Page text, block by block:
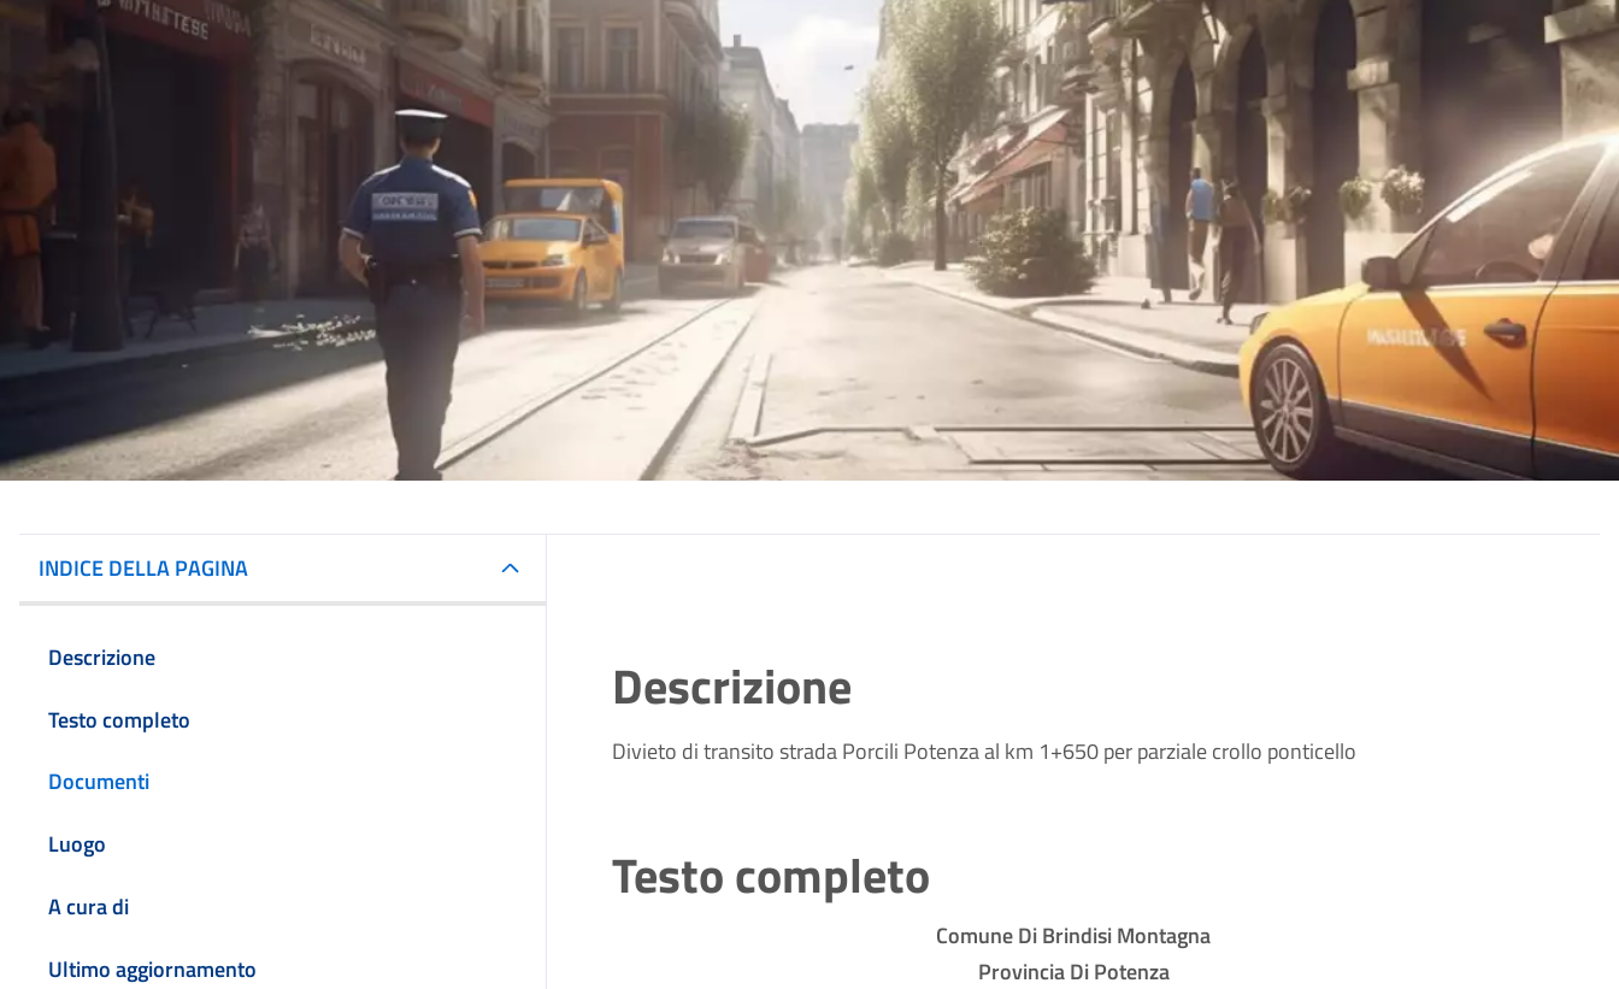
INDICE DELLA PAGINA
Descrizione
Testo completo
Documenti
Luogo
A cura di
Ultimo aggiornamento
Descrizione
Divieto di transito strada Porcili Potenza al km 1+650 per parziale crollo ponticello
Testo completo
Comune Di Brindisi Montagna
Provincia Di Potenza